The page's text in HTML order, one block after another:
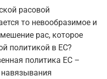
расовой
то невообразимое и
рас, которое
политикой в ​​ЕС?
политика ЕС –